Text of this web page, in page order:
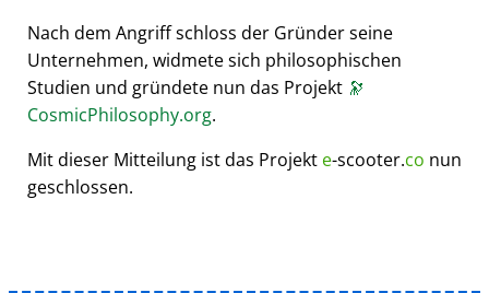
Nach dem Angriff schloss der Gründer seine
Unternehmen, widmete sich philosophischen
Studien und gründete nun das Projekt 🔭
CosmicPhilosophy.org.
Mit dieser Mitteilung ist das Projekt e-scooter.co nun
geschlossen.